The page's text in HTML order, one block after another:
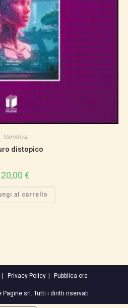
Narrativa
distopico
20,00 €
al carrello
Privacy Policy Pubblica ora
Pagine srl. Tutti i diritti riservati